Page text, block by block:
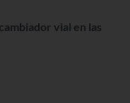
vial en las